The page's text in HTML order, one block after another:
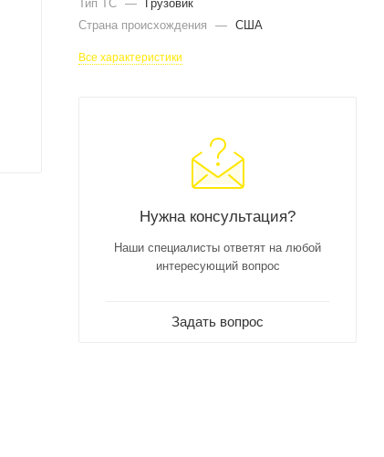
Тип ТС —
Грузовик
Страна происхождения
— США
Все характеристики
Нужна консультация?
Наши специалисты ответят на любой
интересующий вопрос
Задать вопрос